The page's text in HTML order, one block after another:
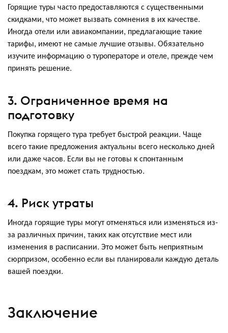
Горящие туры часто предоставляются с существенными
скидками, что может вызвать сомнения в их качестве.
Иногда отели или авиакомпании, предлагающие такие
тарифы, имеют не самые лучшие отзывы. Обязательно
изучите информацию о туроператоре и отеле, прежде чем
принять решение.
3. Ограниченное время на
подготовку
Покупка горящего тура требует быстрой реакции. Чаще
всего такие предложения актуальны всего несколько дней
или даже часов. Если вы не готовы к спонтанным
поездкам, это может стать трудностью.
4. Риск утраты
Иногда горящие туры могут отменяться или изменяться из-
за различных причин, таких как отсутствие мест или
изменения в расписании. Это может быть неприятным
сюрпризом, особенно если вы планировали каждую деталь
вашей поездки.
Заключение